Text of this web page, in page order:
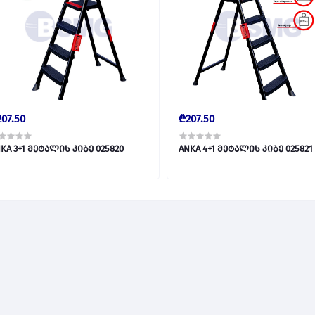
3+1 მეტალის კიბე 025820
₾207.50
ANKA 4+1 მეტალის კიბე 025821